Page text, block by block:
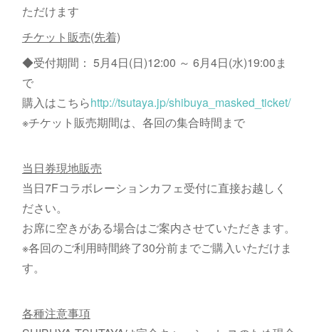
ただけます
チケット販売(先着)
◆受付期間： 5月4日(日)12:00 ～ 6月4日(水)19:00ま
で
購入はこちらhttp://tsutaya.jp/shibuya_masked_ticket/
※チケット販売期間は、各回の集合時間まで
当日券現地販売
当日7Fコラボレーションカフェ受付に直接お越しく
ださい。
お席に空きがある場合はご案内させていただきます。
※各回のご利用時間終了30分前までご購入いただけま
す。
各種注意事項